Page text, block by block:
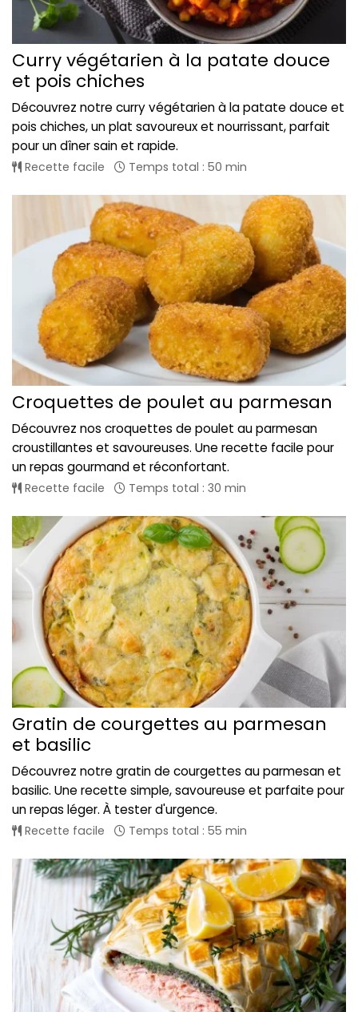
Curry végétarien à la patate douce
et pois chiches
Découvrez notre curry végétarien à la patate douce et
pois chiches, un plat savoureux et nourrissant, parfait
pour un dîner sain et rapide.
Recette facile Temps total : 50 min
Croquettes de poulet au parmesan
Découvrez nos croquettes de poulet au parmesan
croustillantes et savoureuses. Une recette facile pour
un repas gourmand et réconfortant.
Recette facile Temps total : 30 min
Gratin de courgettes au parmesan
et basilic
Découvrez notre gratin de courgettes au parmesan et
basilic. Une recette simple, savoureuse et parfaite pour
un repas léger. À tester d'urgence.
Recette facile Temps total : 55 min